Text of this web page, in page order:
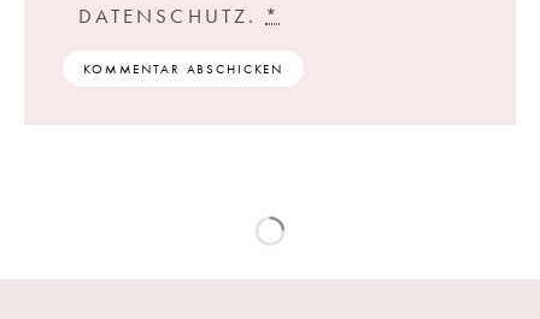
DATENSCHUTZ. *